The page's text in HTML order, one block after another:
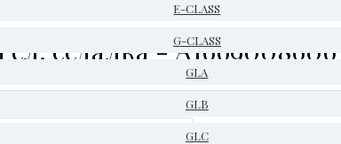
E-CLASS
G-CLASS
GLA
GLB
GLC
седалка - A1669008606